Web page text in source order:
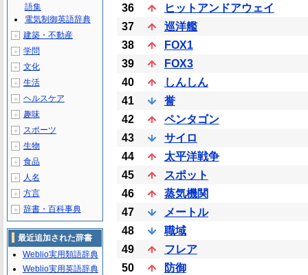
36
ヒットアンドアウェイ
37
巡洋艦
38
FOX1
39
FOX3
40
しんしん
41
誉
42
ペンタゴン
43
サイロ
44
太平洋戦争
45
スポット
46
蒸気機関
47
メートル
48
職域
49
フレア
50
防御
語集
電気制御英語辞典
＋ 建築・不動産
＋ 学問
＋ 文化
＋ 生活
＋ ヘルスケア
＋ 趣味
＋ スポーツ
＋ 生物
＋ 食品
＋ 人名
＋ 方言
＋ 辞書・百科事典
最近追加された辞書
Weblio実用類語辞典
Weblio実用英語辞典